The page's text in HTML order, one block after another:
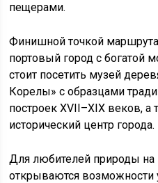
пещерами.
Финишной точкой маршрута
портовый город с богатой
стоит посетить музей
Корелы» с образцами
построек XVII–XIX веков,
исторический центр города.
Для любителей природы на
открываются